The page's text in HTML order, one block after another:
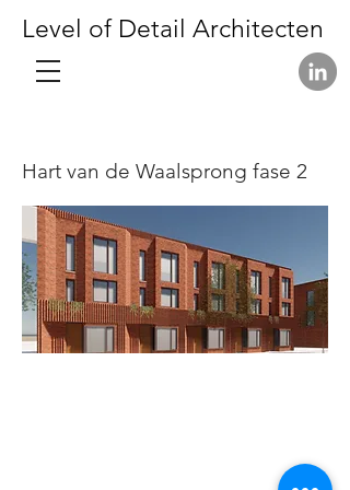
Level of Detail Architecten
Hart van de Waalsprong fase 2